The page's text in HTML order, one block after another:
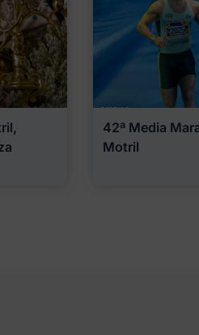
42ª Media
Motril